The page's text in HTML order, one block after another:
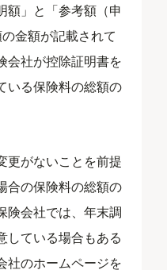
額」と「参考額（申
金額が記載されて
会社が控除証明書を
いる保険料の総額の
更がないことを前提
合の保険料の総額の
険会社では、年末調
している場合もある
社のホームページを